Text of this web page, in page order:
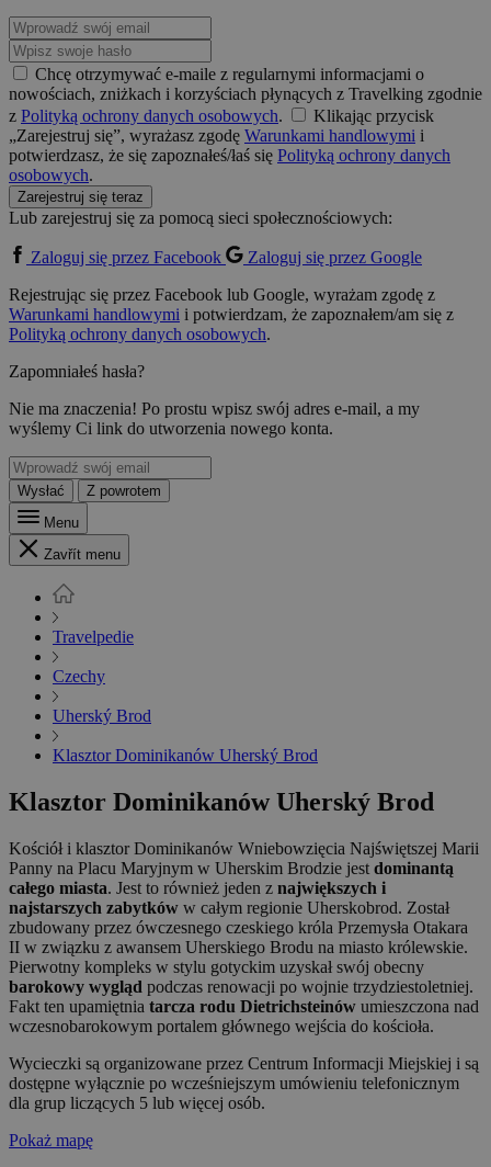
Chcę otrzymywać e-maile z regularnymi informacjami o
nowościach, zniżkach i korzyściach płynących z Travelking zgodnie
z Polityką ochrony danych osobowych.
Klikając przycisk
„Zarejestruj się”, wyrażasz zgodę Warunkami handlowymi i
potwierdzasz, że się zapoznałeś/łaś się Polityką ochrony danych
osobowych.
Zarejestruj się teraz
Lub zarejestruj się za pomocą sieci społecznościowych:
Zaloguj się przez Facebook
Zaloguj się przez Google
Rejestrując się przez Facebook lub Google, wyrażam zgodę z
Warunkami handlowymi i potwierdzam, że zapoznałem/am się z
Polityką ochrony danych osobowych.
Zapomniałeś hasła?
Nie ma znaczenia! Po prostu wpisz swój adres e-mail, a my
wyślemy Ci link do utworzenia nowego konta.
Wysłać
Z powrotem
Menu
Zavřít menu
Travelpedie
Czechy
Uherský Brod
Klasztor Dominikanów Uherský Brod
Klasztor Dominikanów Uherský Brod
Kościół i klasztor Dominikanów Wniebowzięcia Najświętszej Marii
Panny na Placu Maryjnym w Uherskim Brodzie jest dominantą
całego miasta. Jest to również jeden z największych i
najstarszych zabytków w całym regionie Uherskobrod. Został
zbudowany przez ówczesnego czeskiego króla Przemysła Otakara
II w związku z awansem Uherskiego Brodu na miasto królewskie.
Pierwotny kompleks w stylu gotyckim uzyskał swój obecny
barokowy wygląd podczas renowacji po wojnie trzydziestoletniej.
Fakt ten upamiętnia tarcza rodu Dietrichsteinów umieszczona nad
wczesnobarokowym portalem głównego wejścia do kościoła.
Wycieczki są organizowane przez Centrum Informacji Miejskiej i są
dostępne wyłącznie po wcześniejszym umówieniu telefonicznym
dla grup liczących 5 lub więcej osób.
Pokaż mapę